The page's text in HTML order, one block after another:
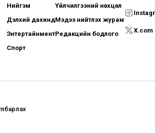
Нийгэм
Дэлхий дахинд
Энтертайнмент
Спорт
Үйлчилгээний нөхцөл
Мэдээ нийтлэх журам
Редакцийн бодлого
X.com